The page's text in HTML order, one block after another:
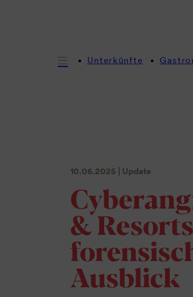
Unterkünfte
10.06.2025 | Update
&
Ausblick